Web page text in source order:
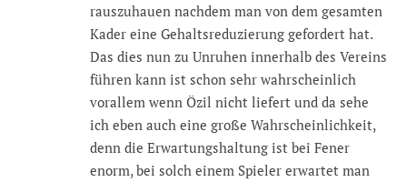
rauszuhauen nachdem man von dem gesamten
Kader eine Gehaltsreduzierung gefordert hat.
Das dies nun zu Unruhen innerhalb des Vereins
führen kann ist schon sehr wahrscheinlich
vorallem wenn Özil nicht liefert und da sehe
ich eben auch eine große Wahrscheinlichkeit,
denn die Erwartungshaltung ist bei Fener
enorm, bei solch einem Spieler erwartet man